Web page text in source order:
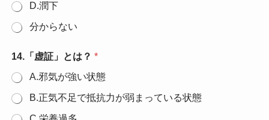
D.潤下
分からない
14.「虚証」とは？ *
A.邪気が強い状態
B.正気不足で抵抗力が弱まっている状態